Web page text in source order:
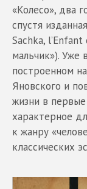
«Колесо», два
спустя
Sachka,
мальчик»). Уже
построенном
Яновского и
жизни в
характерное
к жанру
классических